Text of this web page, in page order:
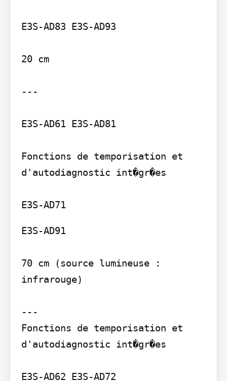
E3S-AD83 E3S-AD93
20 cm
---
E3S-AD61 E3S-AD81
Fonctions de temporisation et
d'autodiagnostic int�gr�es
E3S-AD71
E3S-AD91
70 cm (source lumineuse :
infrarouge)
---
Fonctions de temporisation et
d'autodiagnostic int�gr�es
E3S-AD62 E3S-AD72